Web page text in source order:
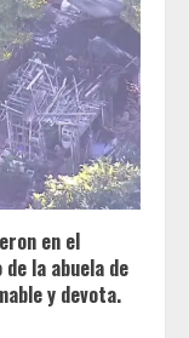
en el
la abuela de
y devota.